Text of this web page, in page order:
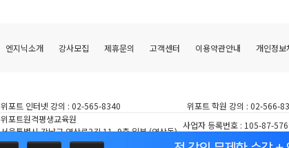
엔지닉소개 강사모집 제휴문의 고객센터 이용약관안내 개인정보
위포트 인터넷 강의 : 02-565-8340 위포트 학원 강의 : 02-566-
위포트원격평생교육원
서울특별시 강남구 역삼로3길 11, 9층 일부 (역삼동)
COPYRIGHT © WEPORT.ALL RIGHTS RESERVED.
사업자 등록번호 : 105-87-